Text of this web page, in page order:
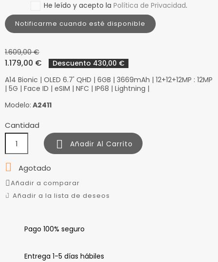
He leído y acepto la Política de Privacidad.
Notificarme cuando esté disponible
1.609,00 €
1.179,00 €
Descuento 430,00 €
A14 Bionic | OLED 6.7' QHD | 6GB | 3669mAh | 12+12+12MP : 12MP
| 5G | Face ID | eSIM | NFC | IP68 | Lightning |
Modelo: A2411
Cantidad
 Añadir Al Carrito
 Agotado
Añadir a comparar
Añadir a la lista de deseos
Pago 100% seguro
Entrega 1-5 días hábiles